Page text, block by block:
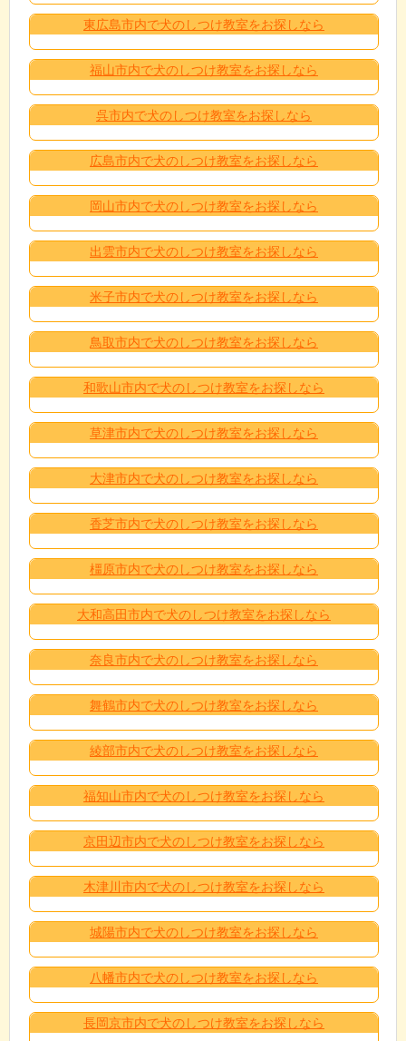
東広島市内で犬のしつけ教室をお探しなら
福山市内で犬のしつけ教室をお探しなら
呉市内で犬のしつけ教室をお探しなら
広島市内で犬のしつけ教室をお探しなら
岡山市内で犬のしつけ教室をお探しなら
出雲市内で犬のしつけ教室をお探しなら
米子市内で犬のしつけ教室をお探しなら
鳥取市内で犬のしつけ教室をお探しなら
和歌山市内で犬のしつけ教室をお探しなら
草津市内で犬のしつけ教室をお探しなら
大津市内で犬のしつけ教室をお探しなら
香芝市内で犬のしつけ教室をお探しなら
橿原市内で犬のしつけ教室をお探しなら
大和高田市内で犬のしつけ教室をお探しなら
奈良市内で犬のしつけ教室をお探しなら
舞鶴市内で犬のしつけ教室をお探しなら
綾部市内で犬のしつけ教室をお探しなら
福知山市内で犬のしつけ教室をお探しなら
京田辺市内で犬のしつけ教室をお探しなら
木津川市内で犬のしつけ教室をお探しなら
城陽市内で犬のしつけ教室をお探しなら
八幡市内で犬のしつけ教室をお探しなら
長岡京市内で犬のしつけ教室をお探しなら